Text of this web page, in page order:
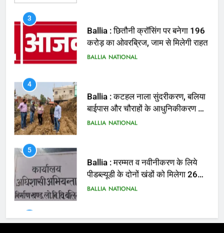
4
Ballia : कटहल नाला सुंदरीकरण, बलिया
बाईपास और चौराहों के आधुनिकीकरण की
तैयारी तेज
BALLIA NATIONAL
5
Ballia : मरम्मत व नवीनीकरण के लिये
पीडब्ल्यूडी के दोनों खंडों को मिलेगा 26
करोड़
BALLIA NATIONAL
6
Ballia : 110 फीट ऊंचे तिरंगे के सम्मान
में बलिया में निकला तिरंगा यात्रा
BALLIA NATIONAL
7